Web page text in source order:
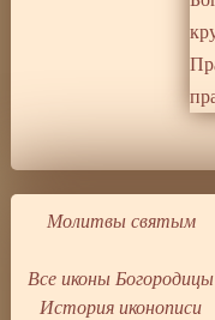
Молитвы святым
Все иконы Богородицы
История иконописи